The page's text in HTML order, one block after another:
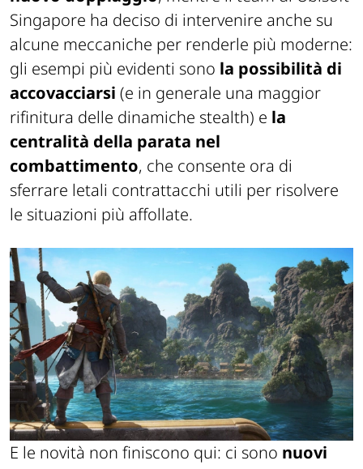
Singapore ha deciso di intervenire anche su
alcune meccaniche per renderle più moderne:
gli esempi più evidenti sono la possibilità di
accovacciarsi (e in generale una maggior
rifinitura delle dinamiche stealth) e la
centralità della parata nel
combattimento, che consente ora di
sferrare letali contrattacchi utili per risolvere
le situazioni più affollate.
E le novità non finiscono qui: ci sono nuovi